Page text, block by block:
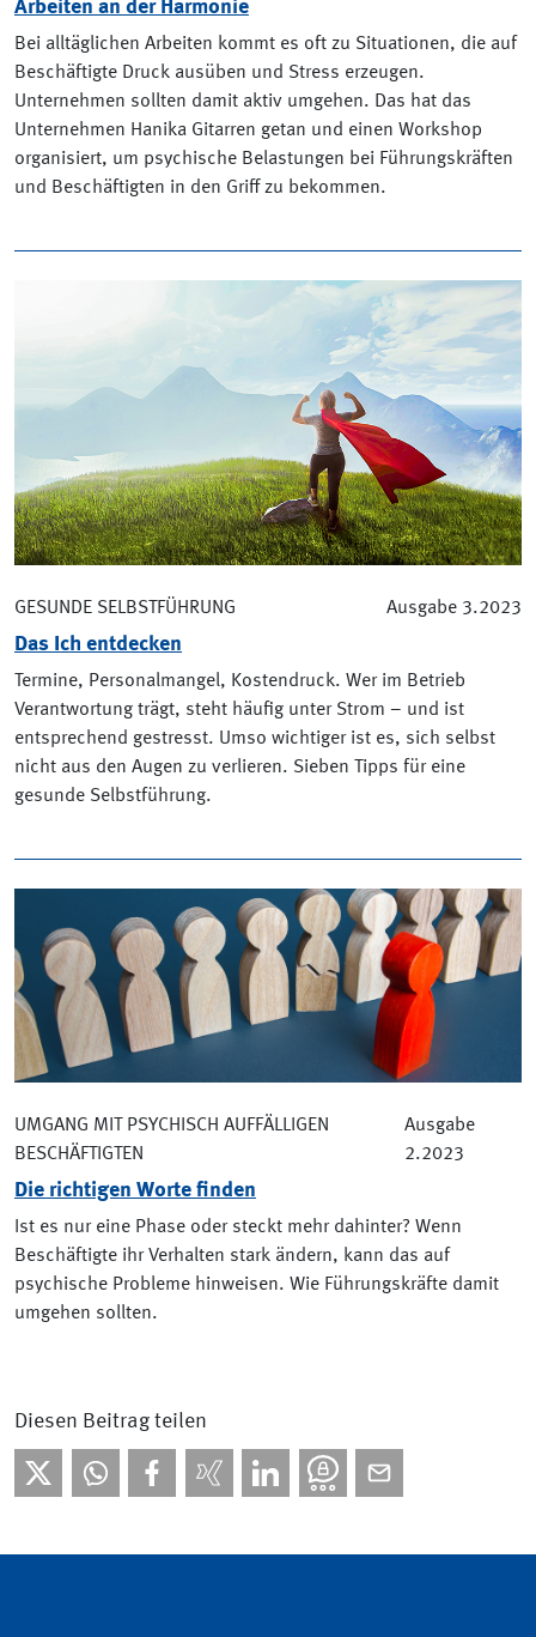
Arbeiten an der Harmonie
Bei alltäglichen Arbeiten kommt es oft zu Situationen, die auf
Beschäftigte Druck ausüben und Stress erzeugen.
Unternehmen sollten damit aktiv umgehen. Das hat das
Unternehmen Hanika Gitarren getan und einen Workshop
organisiert, um psychische Belastungen bei Führungskräften
und Beschäftigten in den Griff zu bekommen.
GESUNDE SELBSTFÜHRUNG Ausgabe 3.2023
Das Ich entdecken
Termine, Personalmangel, Kostendruck. Wer im Betrieb
Verantwortung trägt, steht häufig unter Strom – und ist
entsprechend gestresst. Umso wichtiger ist es, sich selbst
nicht aus den Augen zu verlieren. Sieben Tipps für eine
gesunde Selbstführung.
UMGANG MIT PSYCHISCH AUFFÄLLIGEN
BESCHÄFTIGTEN
Ausgabe
2.2023
Die richtigen Worte finden
Ist es nur eine Phase oder steckt mehr dahinter? Wenn
Beschäftigte ihr Verhalten stark ändern, kann das auf
psychische Probleme hinweisen. Wie Führungskräfte damit
umgehen sollten.
Diesen Beitrag teilen